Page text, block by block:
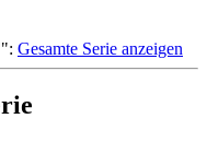
": Gesamte Serie anzeigen